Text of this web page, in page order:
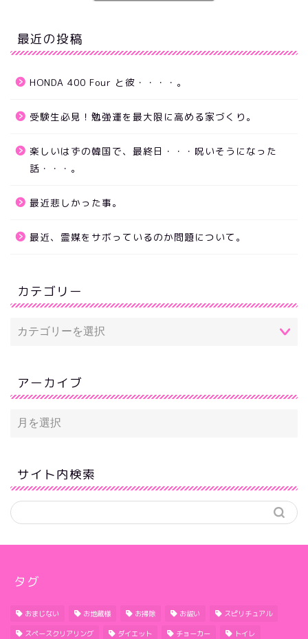
最近の投稿
HONDA 400 Four と彼・・・・。
受験生必見！勉強運を最大限に高める家づくり。
楽しいはずの韓国で、最終日・・・呪いそうになった
話・・・。
最近悲しかった事。
最近、霊媒をサボっているのか問題について。
カテゴリー
アーカイブ
サイト内検索
タグ
おまじない お地蔵様 お掃除 お祓い スピリチュアル
スペースクリアリング ダイエット チョーカー トイレ